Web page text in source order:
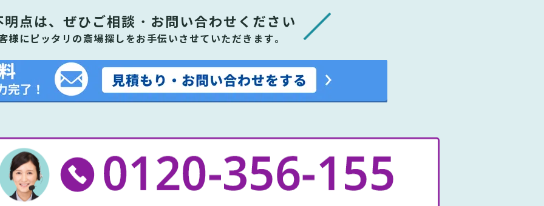
明点は、ぜひ ご相談・お問い合わせください
様にピッタリの斎場探しをお手伝いさせていただきます。